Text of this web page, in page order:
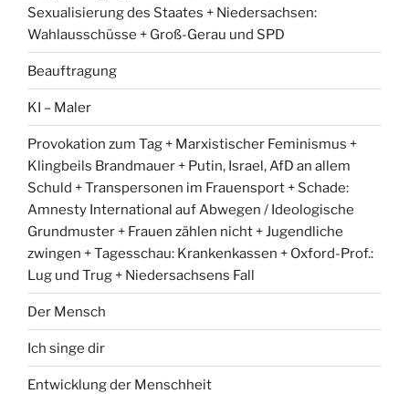
Sexualisierung des Staates + Niedersachsen:
Wahlausschüsse + Groß-Gerau und SPD
Beauftragung
KI – Maler
Provokation zum Tag + Marxistischer Feminismus +
Klingbeils Brandmauer + Putin, Israel, AfD an allem
Schuld + Transpersonen im Frauensport + Schade:
Amnesty International auf Abwegen / Ideologische
Grundmuster + Frauen zählen nicht + Jugendliche
zwingen + Tagesschau: Krankenkassen + Oxford-Prof.:
Lug und Trug + Niedersachsens Fall
Der Mensch
Ich singe dir
Entwicklung der Menschheit